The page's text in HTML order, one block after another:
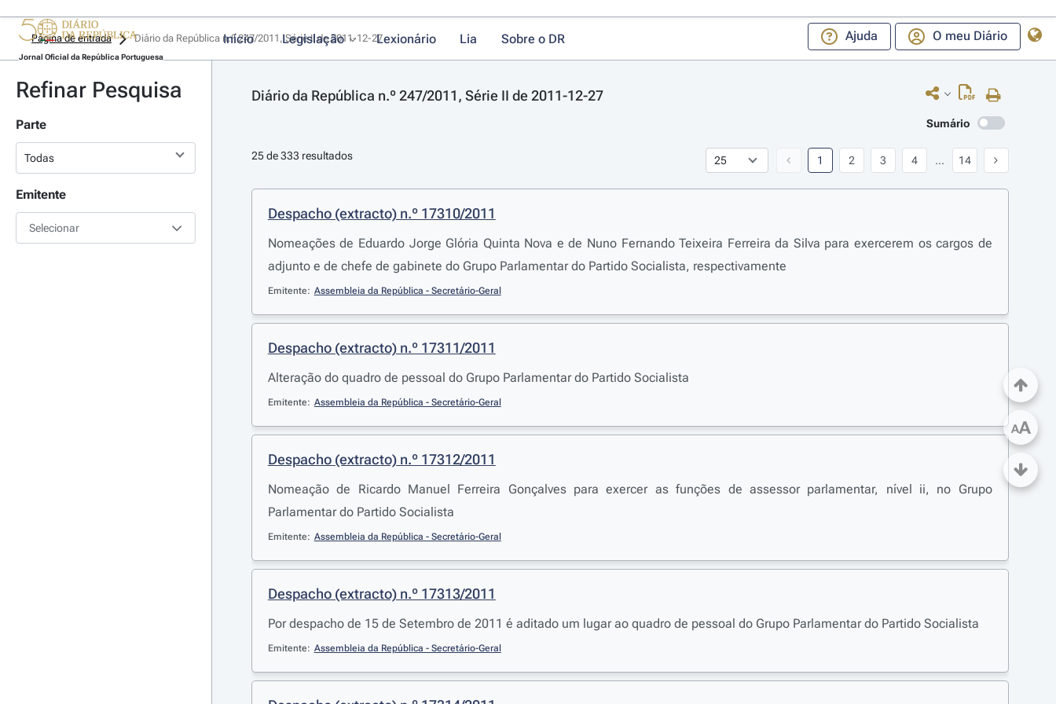
Jornal Oficial da República Portuguesa
Início Legislação Lexionário Lia Sobre o DR Ajuda O meu Diário
Página de entrada Diário da República n.º 247/2011, Série II de 2011-12-27
Refinar Pesquisa
Parte
Emitente
Selecionar
Diário da República n.º 247/2011, Série II de 2011-12-27
Sumário
25 de 333 resultados 1 2 3 4 ... 14
Despacho (extracto) n.º 17310/2011
Nomeações de Eduardo Jorge Glória Quinta Nova e de Nuno Fernando Teixeira Ferreira da Silva para exercerem os cargos de
adjunto e de chefe de gabinete do Grupo Parlamentar do Partido Socialista, respectivamente
Emitente: Assembleia da República - Secretário-Geral
Despacho (extracto) n.º 17311/2011
Alteração do quadro de pessoal do Grupo Parlamentar do Partido Socialista
Emitente: Assembleia da República - Secretário-Geral
Despacho (extracto) n.º 17312/2011
Nomeação de Ricardo Manuel Ferreira Gonçalves para exercer as funções de assessor parlamentar, nível ii, no Grupo
Parlamentar do Partido Socialista
Emitente: Assembleia da República - Secretário-Geral
Despacho (extracto) n.º 17313/2011
Por despacho de 15 de Setembro de 2011 é aditado um lugar ao quadro de pessoal do Grupo Parlamentar do Partido Socialista
Emitente: Assembleia da República - Secretário-Geral
AA